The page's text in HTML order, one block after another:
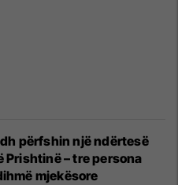
përfshin një ndërtesë
Prishtinë – tre persona
mjekësore